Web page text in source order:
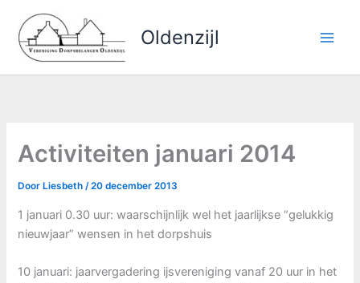
naar
Oldenzijl
Activiteiten januari 2014
Door Liesbeth/20 december 2013
1 januari 0.30 uur: waarschijnlijk wel het jaarlijkse “gelukkig
nieuwjaar” wensen in het dorpshuis
10 januari: jaarvergadering ijsvereniging vanaf 20 uur in het